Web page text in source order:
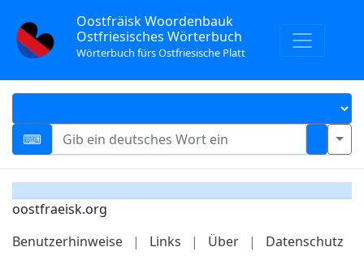
Oostfräisk Woordenbauk
Ostfriesisches Wörterbuch
Wörterbuch fürs Ostfriesische Platt
oostfraeisk.org
Benutzerhinweise
| Links | Über | Datenschutz